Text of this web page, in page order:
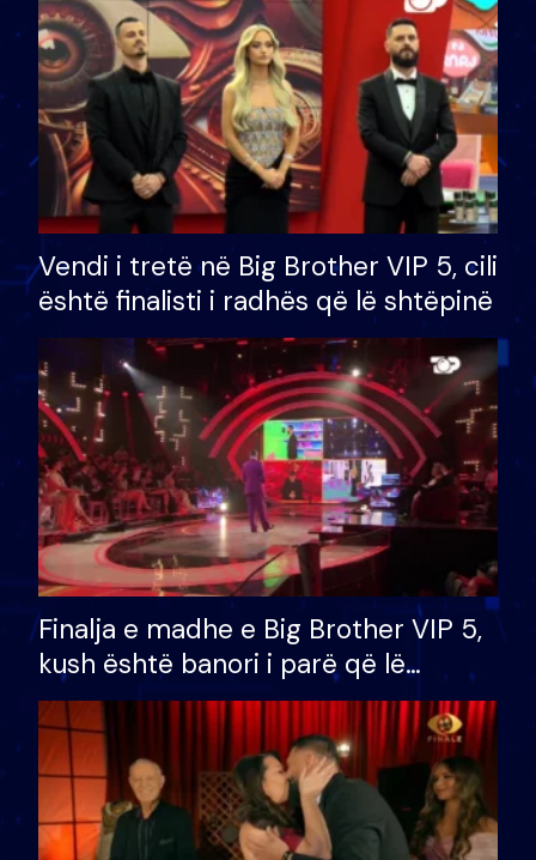
Vendi i tretë në Big Brother VIP 5, cili
është finalisti i radhës që lë shtëpinë
Finalja e madhe e Big Brother VIP 5,
kush është banori i parë që lë
shtëpinë dhe humb mundësinë për
të fituar çmimin e madh